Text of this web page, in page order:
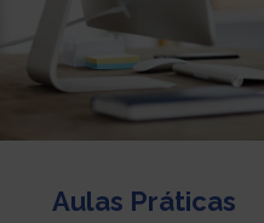
Aulas Práticas